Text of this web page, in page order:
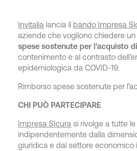
Invitalia lancia il bando Impresa
aziende che vogliono chiedere
spese sostenute per l’acquisto
contenimento e al contrasto
epidemiologica da COVID-19.
Rimborso spese sostenute per
CHI PUÒ PARTECIPARE
Impresa SIcura si rivolge a tutte le
indipendentemente dalla
giuridica e dal settore economico